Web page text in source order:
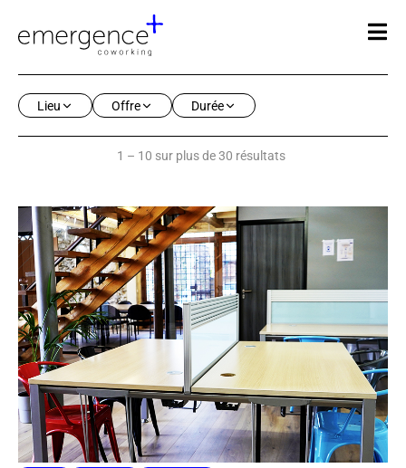
Lieu Offre Durée
1 – 10 sur plus de 30 résultats